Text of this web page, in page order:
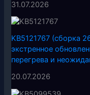
31.07.2026
KB5121767 (сборка
экстренное
перегрева и
20.07.2026